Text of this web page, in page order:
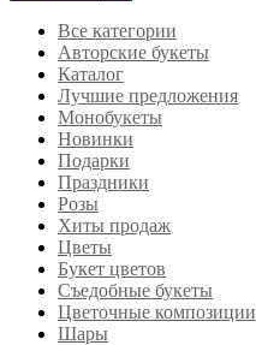
Все категории
Авторские букеты
Каталог
Лучшие предложения
Монобукеты
Новинки
Подарки
Праздники
Розы
Хиты продаж
Цветы
Букет цветов
Съедобные букеты
Цветочные композиции
Шары